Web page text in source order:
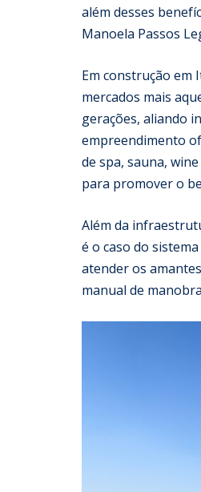
além desses
Manoela Passos
Em construção em
mercados mais
gerações, aliando
empreendimento
de spa, sauna,
para promover o
Além da
é o caso do
atender os
manual de